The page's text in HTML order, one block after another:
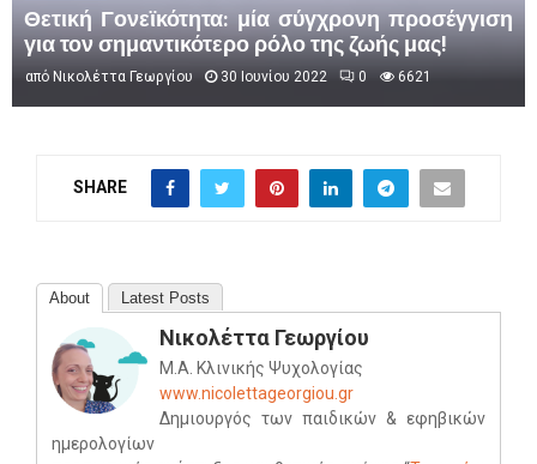
Θετική Γονεϊκότητα: μία σύγχρονη προσέγγιση
για τον σημαντικότερο ρόλο της ζωής μας!
από Νικολέττα Γεωργίου 30 Ιουνίου 2022 0 6621
SHARE
About Latest Posts
Νικολέττα Γεωργίου
Μ.Α. Κλινικής Ψυχολογίας
www.nicolettageorgiou.gr
Δημιουργός των παιδικών & εφηβικών
ημερολογίων